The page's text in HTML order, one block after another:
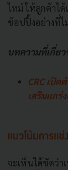
ไทม์ ให้ลูกค้าไ
ช้อปปิ้งอย่างที่ไ
บทความที่เกี่ยว
CRC เปิ
เสริมแกร่
แนวโน้มการแ
จะเห็นได้ชัดว่า